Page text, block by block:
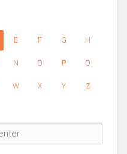
E F G H
N O P Q
W X Y Z